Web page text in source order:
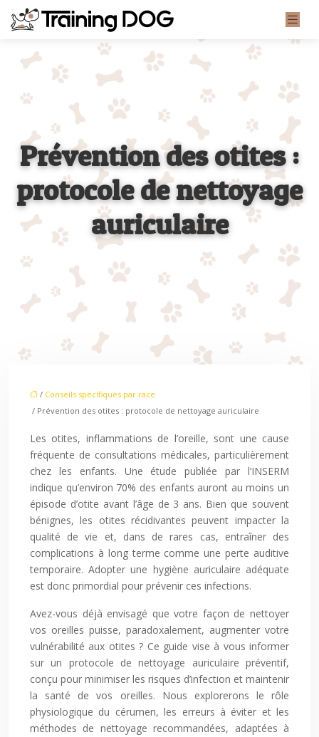
Prévention des otites :
protocole de nettoyage
auriculaire
/ Conseils spécifiques par race
/ Prévention des otites : protocole de nettoyage auriculaire
Les otites, inflammations de l’oreille, sont une cause
fréquente de consultations médicales, particulièrement
chez les enfants. Une étude publiée par l’INSERM
indique qu’environ 70% des enfants auront au moins un
épisode d’otite avant l’âge de 3 ans. Bien que souvent
bénignes, les otites récidivantes peuvent impacter la
qualité de vie et, dans de rares cas, entraîner des
complications à long terme comme une perte auditive
temporaire. Adopter une hygiène auriculaire adéquate
est donc primordial pour prévenir ces infections.
Avez-vous déjà envisagé que votre façon de nettoyer
vos oreilles puisse, paradoxalement, augmenter votre
vulnérabilité aux otites ? Ce guide vise à vous informer
sur un protocole de nettoyage auriculaire préventif,
conçu pour minimiser les risques d’infection et maintenir
la santé de vos oreilles. Nous explorerons le rôle
physiologique du cérumen, les erreurs à éviter et les
méthodes de nettoyage recommandées, adaptées à